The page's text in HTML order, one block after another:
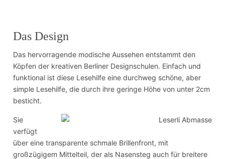
Das Design
Das hervorragende modische Aussehen entstammt den
Köpfen der kreativen Berliner Designschulen. Einfach und
funktional ist diese Lesehilfe eine durchweg schöne, aber
simple Lesehilfe, die durch ihre geringe Höhe von unter 2cm
besticht.
Sie
verfügt
über eine transparente schmale Brillenfront, mit
großzügigem Mittelteil, der als Nasensteg auch für breitere